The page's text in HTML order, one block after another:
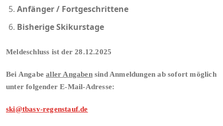
Anfänger / Fortgeschrittene
Bisherige Skikurstage
Meldeschluss ist der 28.12.2025
Bei Angabealler Angabensind Anmeldungen ab sofort möglich
unter folgender E-Mail-Adresse:
ski@tbasv-regenstauf.de